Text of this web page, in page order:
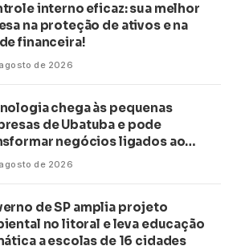
interno eficaz: sua melhor
na proteção de ativos e na
financeira!
de 2026
chega às pequenas
de Ubatuba e pode
negócios ligados ao
no litoral
de 2026
de SP amplia projeto
no litoral e leva educação
a escolas de 16 cidades